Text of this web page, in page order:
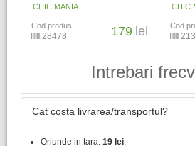
CHIC MANIA
Cod produs
28478 179 lei
CHIC
Cod
Intrebari
Cat costa livrarea/transportul?
Oriunde in tara: 19 lei